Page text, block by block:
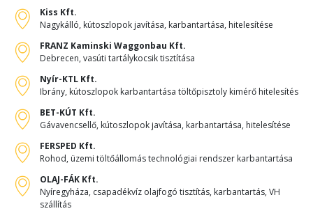
Kiss Kft.
Nagykálló, kútoszlopok javítása, karbantartása, hitelesítése
FRANZ Kaminski Waggonbau Kft.
Debrecen, vasúti tartálykocsik tisztítása
Nyír-KTL Kft.
Ibrány, kútoszlopok karbantartása töltőpisztoly kimérő hitelesítés
BET-KÚT Kft.
Gávavencsellő, kútoszlopok javítása, karbantartása, hitelesítése
FERSPED Kft.
Rohod, üzemi töltőállomás technológiai rendszer karbantartása
OLAJ-FÁK Kft.
Nyíregyháza, csapadékvíz olajfogó tisztítás, karbantartás, VH
szállítás